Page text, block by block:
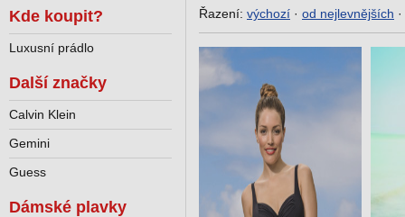
Řazení: výchozí · od nejlevnějších ·
Kde koupit?
Luxusní prádlo
Další značky
Calvin Klein
Gemini
Guess
Dámské plavky